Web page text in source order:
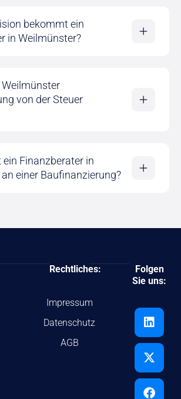
bekommt ein
in Weilmünster?
von der Steuer
ein Finanzberater in
einer Baufinanzierung?
Rechtliches:
Impressum
Datenschutz
AGB
Folgen
Sie uns: